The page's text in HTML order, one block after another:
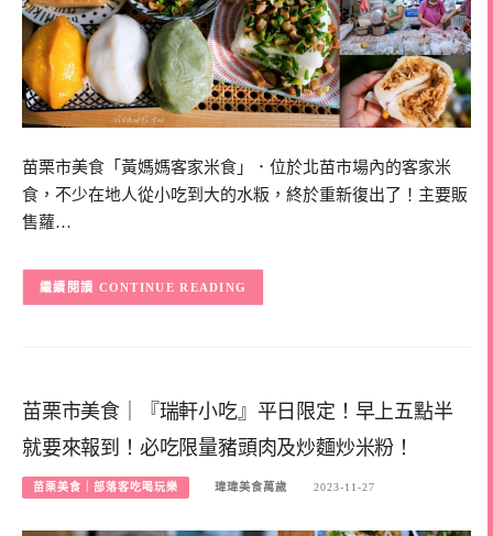
苗栗市美食「黃媽媽客家米食」．位於北苗市場內的客家米
食，不少在地人從小吃到大的水粄，終於重新復出了！主要販
售蘿…
CONTINUE READING
苗栗市美食｜『瑞軒小吃』平日限定！早上五點半
就要來報到！必吃限量豬頭肉及炒麵炒米粉！
苗栗美食｜部落客吃喝玩樂 瑋瑋美食萬歲 2023-11-27